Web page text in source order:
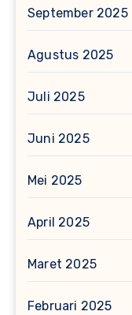
September 2025
Agustus 2025
Juli 2025
Juni 2025
Mei 2025
April 2025
Maret 2025
Februari 2025